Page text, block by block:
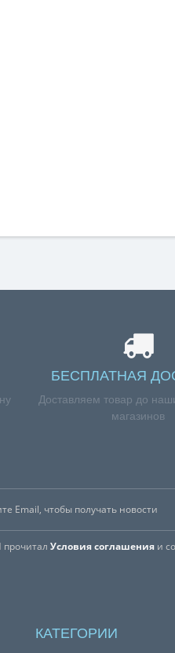
БЕСПЛАТНАЯ
Доставляем товар до
магазинов
прочиталУсловия соглашения и
КАТЕГОРИИ